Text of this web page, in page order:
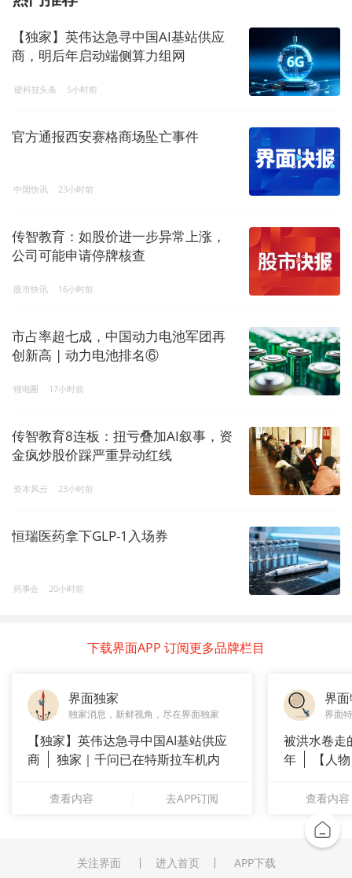
【独家】英伟达急寻中国AI基站供应
商，明后年启动端侧算力组网
硬科技头条 5小时前
官方通报西安赛格商场坠亡事件
中国快讯 23小时前
传智教育：如股价进一步异常上涨，
公司可能申请停牌核查
股市快讯 16小时前
市占率超七成，中国动力电池军团再
创新高 | 动力电池排名⑥
锂电圈 17小时前
传智教育8连板：扭亏叠加AI叙事，资
金疯炒股价踩严重异动红线
资本风云 23小时前
恒瑞医药拿下GLP-1入场券
药事会 20小时前
下载界面APP 订阅更多品牌栏目
界面独家
独家消息，新鲜视角，尽在界面独家
【独家】英伟达急寻中国AI基站供应
商
独家｜千问已在特斯拉车机内
查看内容 去APP订阅
界
界面
被洪水卷走
年
【人
查看内容
关注界面 进入首页 APP下载